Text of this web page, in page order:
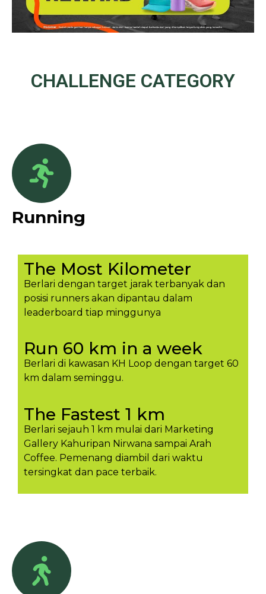
CHALLENGE CATEGORY
Running
The Most Kilometer
Berlari dengan target jarak terbanyak dan
posisi runners akan dipantau dalam
leaderboard tiap minggunya​
Run 60 km in a week
Berlari di kawasan KH Loop dengan target 60
km dalam seminggu.​
The Fastest 1 km
Berlari sejauh 1 km mulai dari Marketing
Gallery Kahuripan Nirwana sampai Arah
Coffee. Pemenang diambil dari waktu
tersingkat dan pace terbaik.